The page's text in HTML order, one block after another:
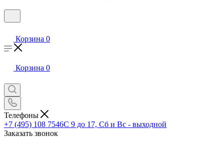
Корзина 0
Корзина 0
Телефоны
+7 (495) 108 7546С 9 до 17, Сб и Вс - выходной
Заказать звонок